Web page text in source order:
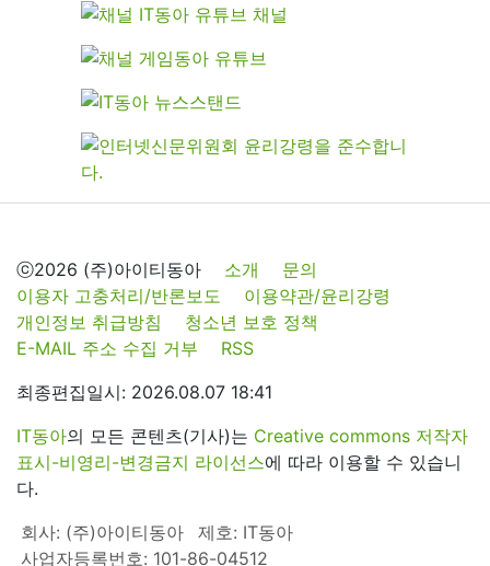
ⓒ2026 (주)아이티동아 소개
문의
이용자 고충처리/반론보도
이용약관/윤리강령
개인정보 취급방침
청소년 보호 정책
E-MAIL 주소 수집 거부
RSS
최종편집일시: 2026.08.07 18:41
IT동아의 모든 콘텐츠(기사)는 Creative commons 저작자
표시-비영리-변경금지 라이선스에 따라 이용할 수 있습니
다.
회사: (주)아이티동아
제호: IT동아
사업자등록번호: 101-86-04512